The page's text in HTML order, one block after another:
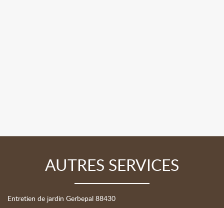
AUTRES SERVICES
Entretien de jardin Gerbepal 88430